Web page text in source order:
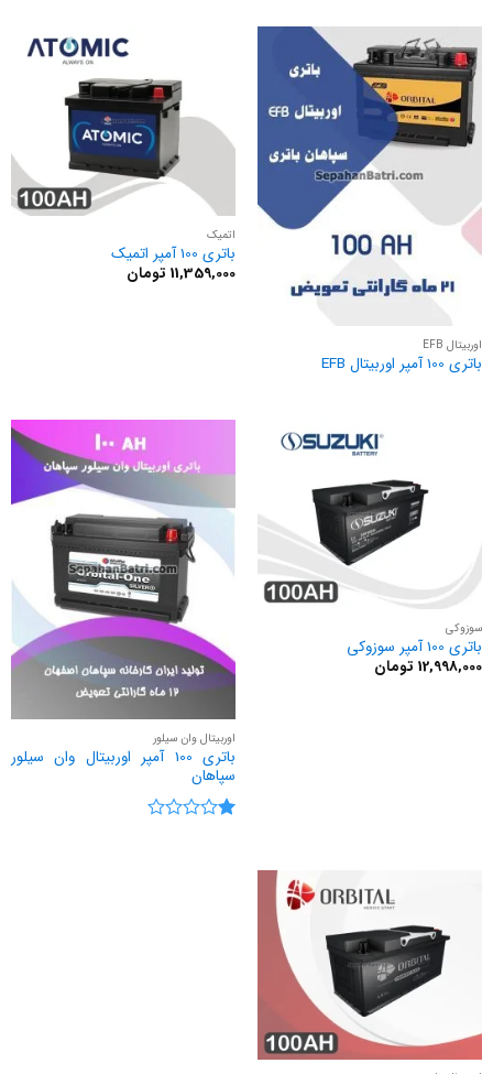
اوربیتال EFB
باتری 100 آمپر اوربیتال EFB
اتمیک
باتری 100 آمپر اتمیک
11,359,000 تومان
سوزوکی
باتری 100 آمپر سوزوکی
12,998,000 تومان
اوربیتال وان سیلور
باتری 100 آمپر اوربیتال وان سیلور
سپاهان